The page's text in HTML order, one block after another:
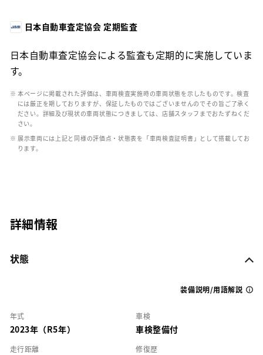
日本自動車査定協会 定期監査
日本自動車査定協会による監査も定期的に実施していま
す。
※ 本ページに掲載された評価は、車両検査実施時の車両状態を示したものです。検査
には厳正を期しておりますが、保証したものではございませんのでその旨ご了承く
ださい。詳細及び現状の車両状態につきましては、店舗スタッフまでおたずねくだ
さい。
※ 展示車両には上記と同様の評価点・状態表を「車両検査証明書」として搭載してお
ります。
詳細情報
状態
装備説明/用語解説
年式
2023年（R5年）
車検
車検整備付
走行距離 修復歴